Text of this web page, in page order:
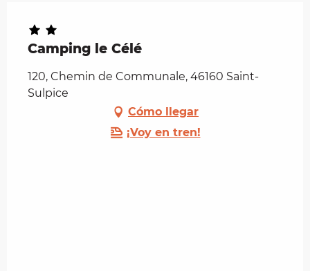
Camping le Célé
120, Chemin de Communale, 46160 Saint-
Sulpice
Cómo llegar
¡Voy en tren!